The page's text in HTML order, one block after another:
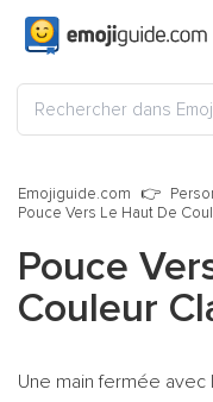
Emojiguide.com
Pouce Vers Le Haut De
Pouce
Couleur
Une main fermée